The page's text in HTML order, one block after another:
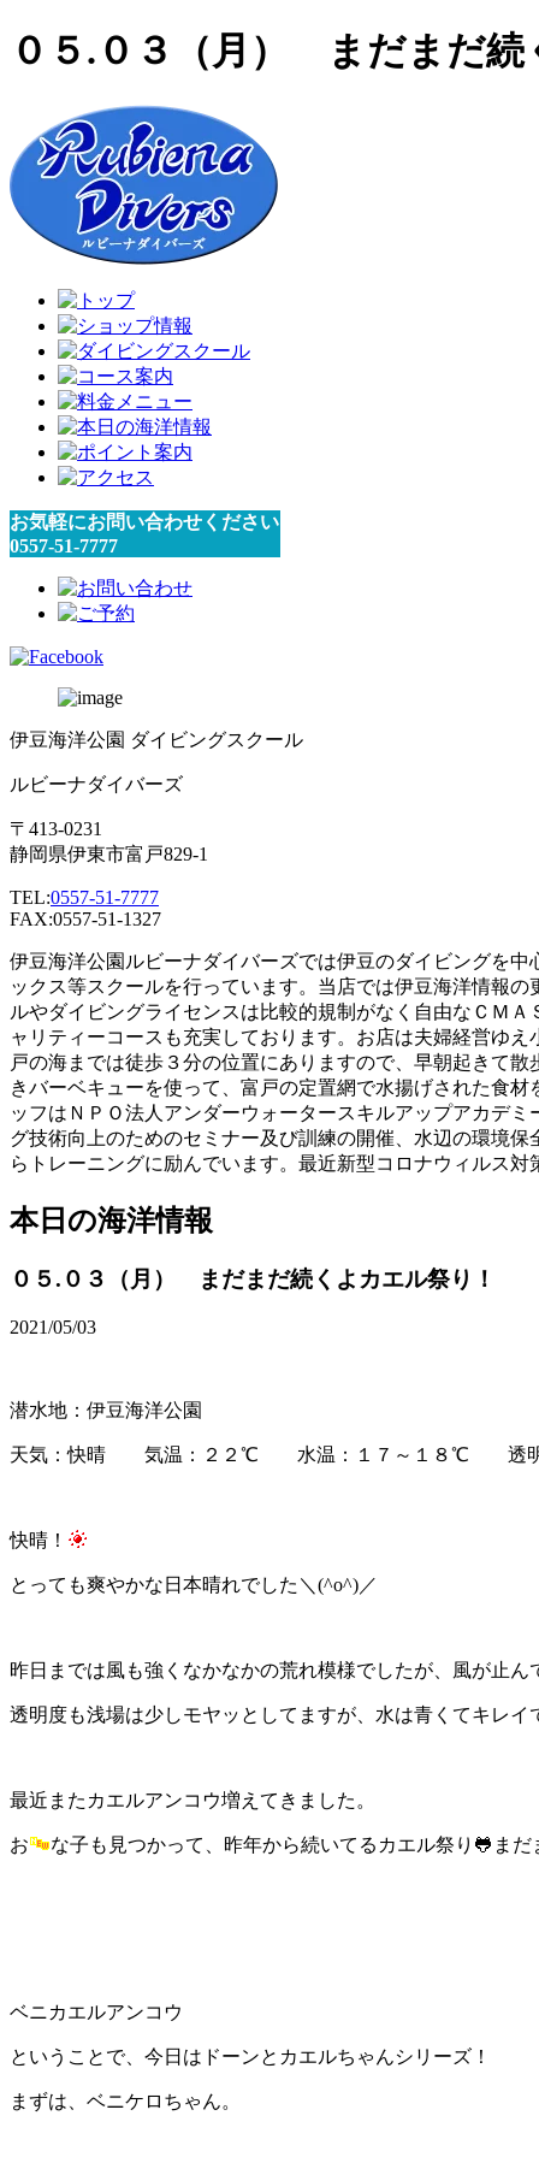
０５.０３（月） まだまだ続
お気軽にお問い合わせください
0557-51-7777
伊豆海洋公園 ダイビングスクール
ルビーナダイバーズ
〒413-0231
静岡県伊東市富戸829-1
TEL:0557-51-7777
FAX:0557-51-1327
伊豆海洋公園ルビーナダイバーズでは伊豆のダイビングを
ックス等スクールを行っています。当店では伊豆海洋情報
ルやダイビングライセンスは比較的規制がなく自由なＣＭ
ャリティーコースも充実しております。お店は夫婦経営ゆ
戸の海までは徒歩３分の位置にありますので、早朝起きて
きバーベキューを使って、富戸の定置網で水揚げされた食
ッフはＮＰＯ法人アンダーウォータースキルアップアカデ
グ技術向上のためのセミナー及び訓練の開催、水辺の環境
らトレーニングに励んでいます。最近新型コロナウィルス
本日の海洋情報
０５.０３（月） まだまだ続くよカエル祭り！
2021/05/03
潜水地：伊豆海洋公園
天気：快晴 気温：２２℃ 水温：１７～１８℃ 透明
快晴！
とっても爽やかな日本晴れでした＼(^o^)／
昨日までは風も強くなかなかの荒れ模様でしたが、風が止ん
透明度も浅場は少しモヤッとしてますが、水は青くてキレイ
最近またカエルアンコウ増えてきました。
お な子も見つかって、昨年から続いてるカエル祭り🐸まだ
ベニカエルアンコウ
ということで、今日はドーンとカエルちゃんシリーズ！
まずは、ベニケロちゃん。